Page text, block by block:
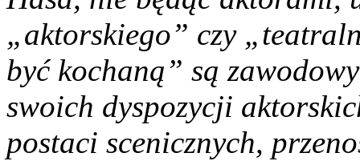
„aktorskiego” czy
być kochaną” są
swoich dyspozycji
postaci scenicznych,